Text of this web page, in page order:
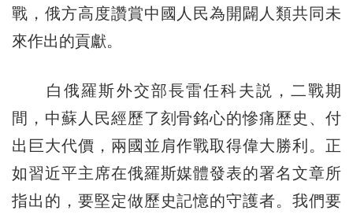
戰，俄方高度讚賞中國人民為開闢人類共同未
來作出的貢獻。
白俄羅斯外交部長雷任科夫説，二戰期
間，中蘇人民經歷了刻骨銘心的慘痛歷史、付
出巨大代價，兩國並肩作戰取得偉大勝利。正
如習近平主席在俄羅斯媒體發表的署名文章所
指出的，要堅定做歷史記憶的守護者。我們要